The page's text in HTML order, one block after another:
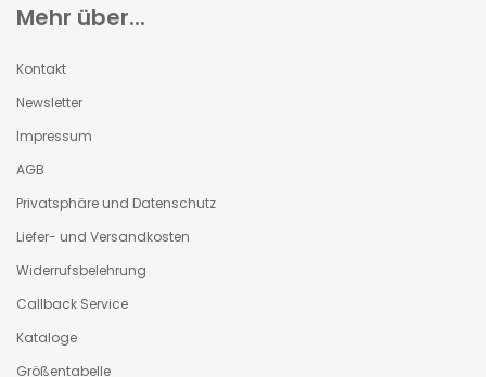
Mehr über...
Kontakt
Newsletter
Impressum
AGB
Privatsphäre und Datenschutz
Liefer- und Versandkosten
Widerrufsbelehrung
Callback Service
Kataloge
Größentabelle